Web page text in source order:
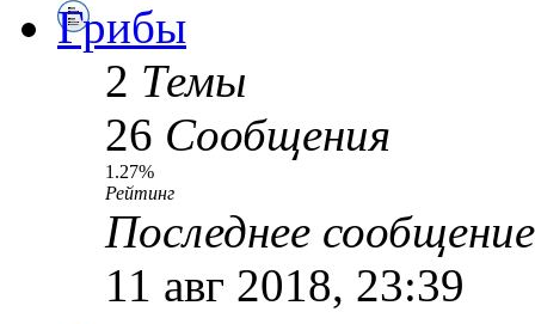
Грибы
2 Темы
26 Сообщения
1.27%
Рейтинг
Последнее сообщение
11 авг 2018, 23:39